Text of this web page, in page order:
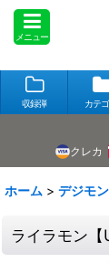
メニュー
収録弾 カテ
クレカ
ホーム > デジモン
ライラモン【